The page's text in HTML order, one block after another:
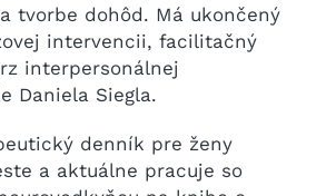
tvorbe dohôd. Má ukončený
intervencii, facilitačný
interpersonálnej
Daniela Siegla.
denník pre ženy
a aktuálne pracuje so